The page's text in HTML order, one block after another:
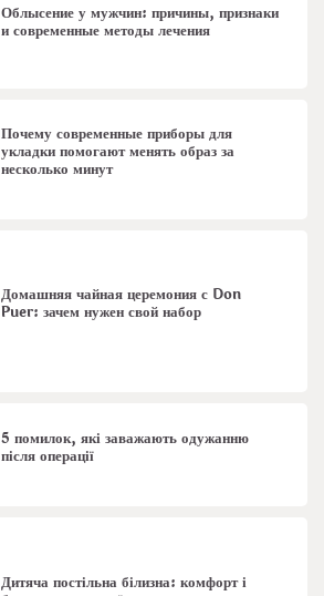
Облысение у мужчин: причины, признаки
и современные методы лечения
Почему современные приборы для
укладки помогают менять образ за
несколько минут
Домашняя чайная церемония с Don
Puer: зачем нужен свой набор
5 помилок, які заважають одужанню
після операції
Дитяча постільна білизна: комфорт і